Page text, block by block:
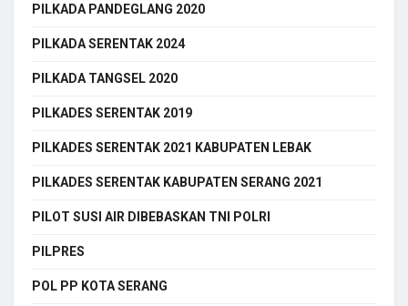
PILKADA PANDEGLANG 2020
PILKADA SERENTAK 2024
PILKADA TANGSEL 2020
PILKADES SERENTAK 2019
PILKADES SERENTAK 2021 KABUPATEN LEBAK
PILKADES SERENTAK KABUPATEN SERANG 2021
PILOT SUSI AIR DIBEBASKAN TNI POLRI
PILPRES
POL PP KOTA SERANG